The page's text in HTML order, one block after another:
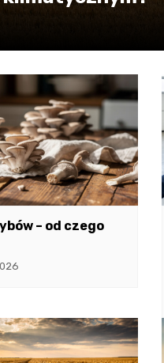
– od czego